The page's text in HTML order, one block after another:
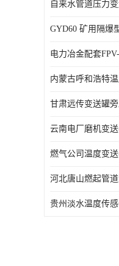
GYD60 矿用隔爆
云南电厂磨机变
燃气公司温度变
贵州淡水温度传